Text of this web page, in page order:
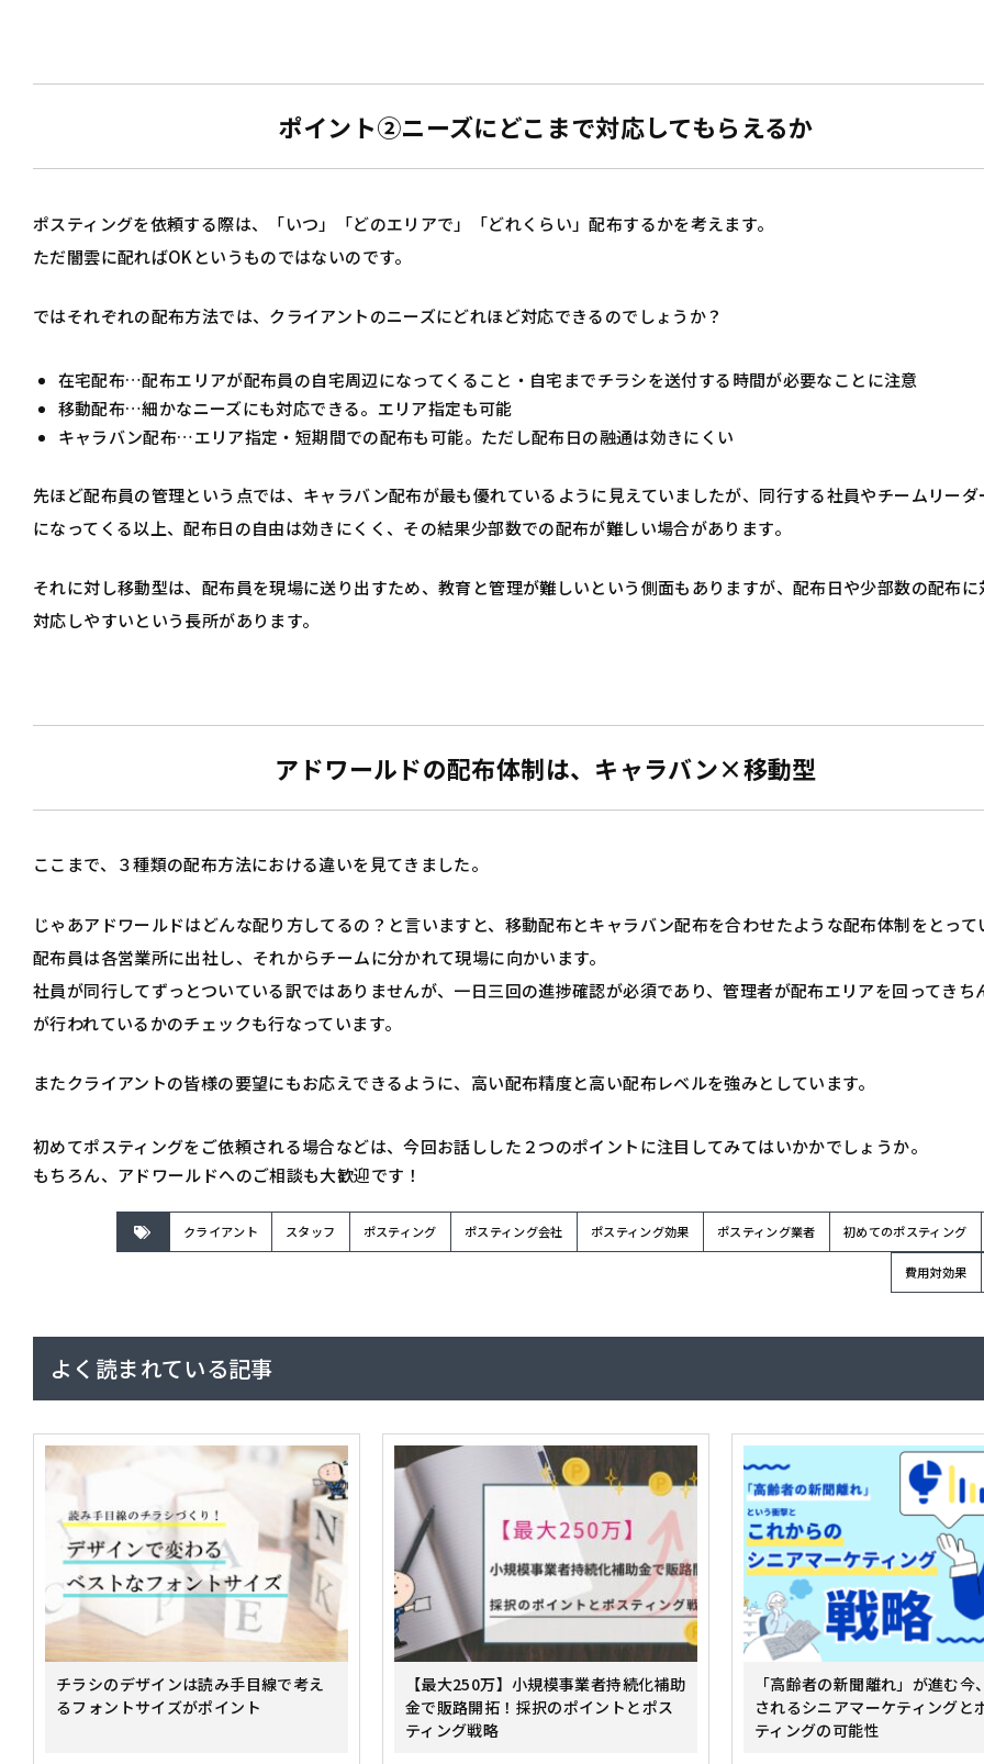
ポイント②ニーズにどこまで対応してもらえるか
ポスティングを依頼する際は、「いつ」「どのエリアで」「どれくらい」配布するかを考えます。
ただ闇雲に配ればOKというものではないのです。
ではそれぞれの配布方法では、クライアントのニーズにどれほど対応できるのでしょうか？
在宅配布…配布エリアが配布員の自宅周辺になってくること・自宅までチラシを送付する時間が必要なことに注意
移動配布…細かなニーズにも対応できる。エリア指定も可能
キャラバン配布…エリア指定・短期間での配布も可能。ただし配布日の融通は効きにくい
先ほど配布員の管理という点では、キャラバン配布が最も優れているように見えていましたが、同行する社員やチームリーダ
になってくる以上、配布日の自由は効きにくく、その結果少部数での配布が難しい場合があります。
それに対し移動型は、配布員を現場に送り出すため、教育と管理が難しいという側面もありますが、配布日や少部数の配布に
対応しやすいという長所があります。
アドワールドの配布体制は、キャラバン×移動型
ここまで、３種類の配布方法における違いを見てきました。
じゃあアドワールドはどんな配り方してるの？と言いますと、移動配布とキャラバン配布を合わせたような配布体制をとって
配布員は各営業所に出社し、それからチームに分かれて現場に向かいます。
社員が同行してずっとついている訳ではありませんが、一日三回の進捗確認が必須であり、管理者が配布エリアを回ってきち
が行われているかのチェックも行なっています。
またクライアントの皆様の要望にもお応えできるように、高い配布精度と高い配布レベルを強みとしています。
初めてポスティングをご依頼される場合などは、今回お話しした２つのポイントに注目してみてはいかかでしょうか。
もちろん、アドワールドへのご相談も大歓迎です！
クライアント スタッフ ポスティング ポスティング会社 ポスティング効果 ポスティング業者 初めてのポスティング
費用対効果
よく読まれている記事
チラシのデザインは読み手目線で考え
るフォントサイズがポイント
【最大250万】小規模事業者持続化補助
金で販路開拓！採択のポイントとポス
ティング戦略
「高齢者の新聞離れ」が進む今
されるシニアマーケティングと
ティングの可能性